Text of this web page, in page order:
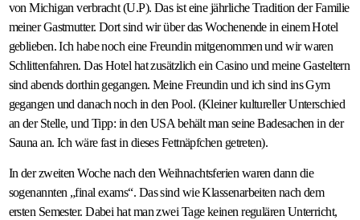
von Michigan verbracht (U.P). Das ist eine jährliche Tradition der Familie
meiner Gastmutter. Dort sind wir über das Wochenende in einem Hotel
geblieben. Ich habe noch eine Freundin mitgenommen und wir waren
Schlittenfahren. Das Hotel hat zusätzlich ein Casino und meine Gasteltern
sind abends dorthin gegangen. Meine Freundin und ich sind ins Gym
gegangen und danach noch in den Pool. (Kleiner kultureller Unterschied
an der Stelle, und Tipp: in den USA behält man seine Badesachen in der
Sauna an. Ich wäre fast in dieses Fettnäpfchen getreten).
In der zweiten Woche nach den Weihnachtsferien waren dann die
sogenannten „final exams“. Das sind wie Klassenarbeiten nach dem
ersten Semester. Dabei hat man zwei Tage keinen regulären Unterricht,